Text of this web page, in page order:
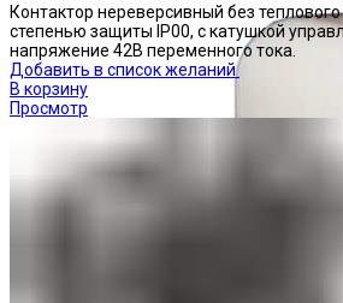
Контактор нереверсивный без
степенью защиты IP00, с катушкой
напряжение 42В переменного тока.
Добавить в список желаний
В корзину
Просмотр